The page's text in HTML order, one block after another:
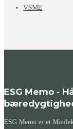
VSME
ESG Memo -
ESG Memo er et